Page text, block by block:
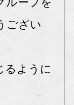
ござい
るように